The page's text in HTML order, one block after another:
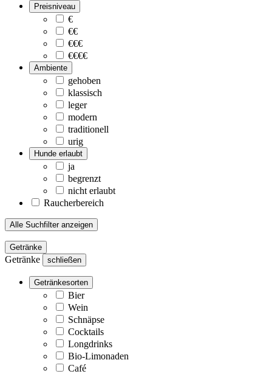
Preisniveau
€
€€
€€€
€€€€
Ambiente
gehoben
klassisch
leger
modern
traditionell
urig
Hunde erlaubt
ja
begrenzt
nicht erlaubt
Raucherbereich
Alle Suchfilter anzeigen
Getränke
Getränke schließen
Getränkesorten
Bier
Wein
Schnäpse
Cocktails
Longdrinks
Bio-Limonaden
Café